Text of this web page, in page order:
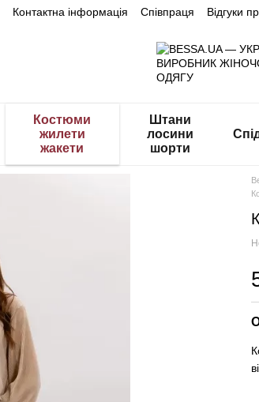
Контактна інформація Співпраця Відгуки
Костюми
жилети
жакети
Штани
лосини
шорти